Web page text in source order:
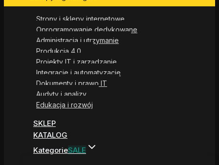
Strony i sklepy internetowe
Oprogramowanie dedykowane
Administracja i utrzymanie
Produkcja 4.0
Projekty IT i zarządzanie
Integracje i automatyzacje
Dokumenty i prawo IT
Audyty i analizy
Edukacja i rozwój
SKLEP
KATALOG
KategorieSALE